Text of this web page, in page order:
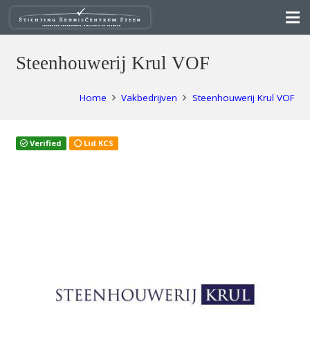
Steenhouwerij Krul VOF
Home Vakbedrijven Steenhouwerij Krul VOF
Verified Lid KCS